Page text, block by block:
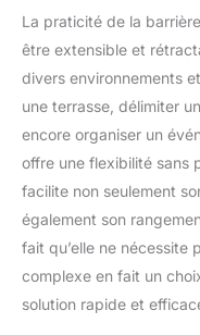
La praticité de la
être extensible et
divers environnements
une terrasse, délimiter
encore organiser un
offre une flexibilité sans
facilite non seulement
également son
fait qu’elle ne nécessite
complexe en fait un
solution rapide et